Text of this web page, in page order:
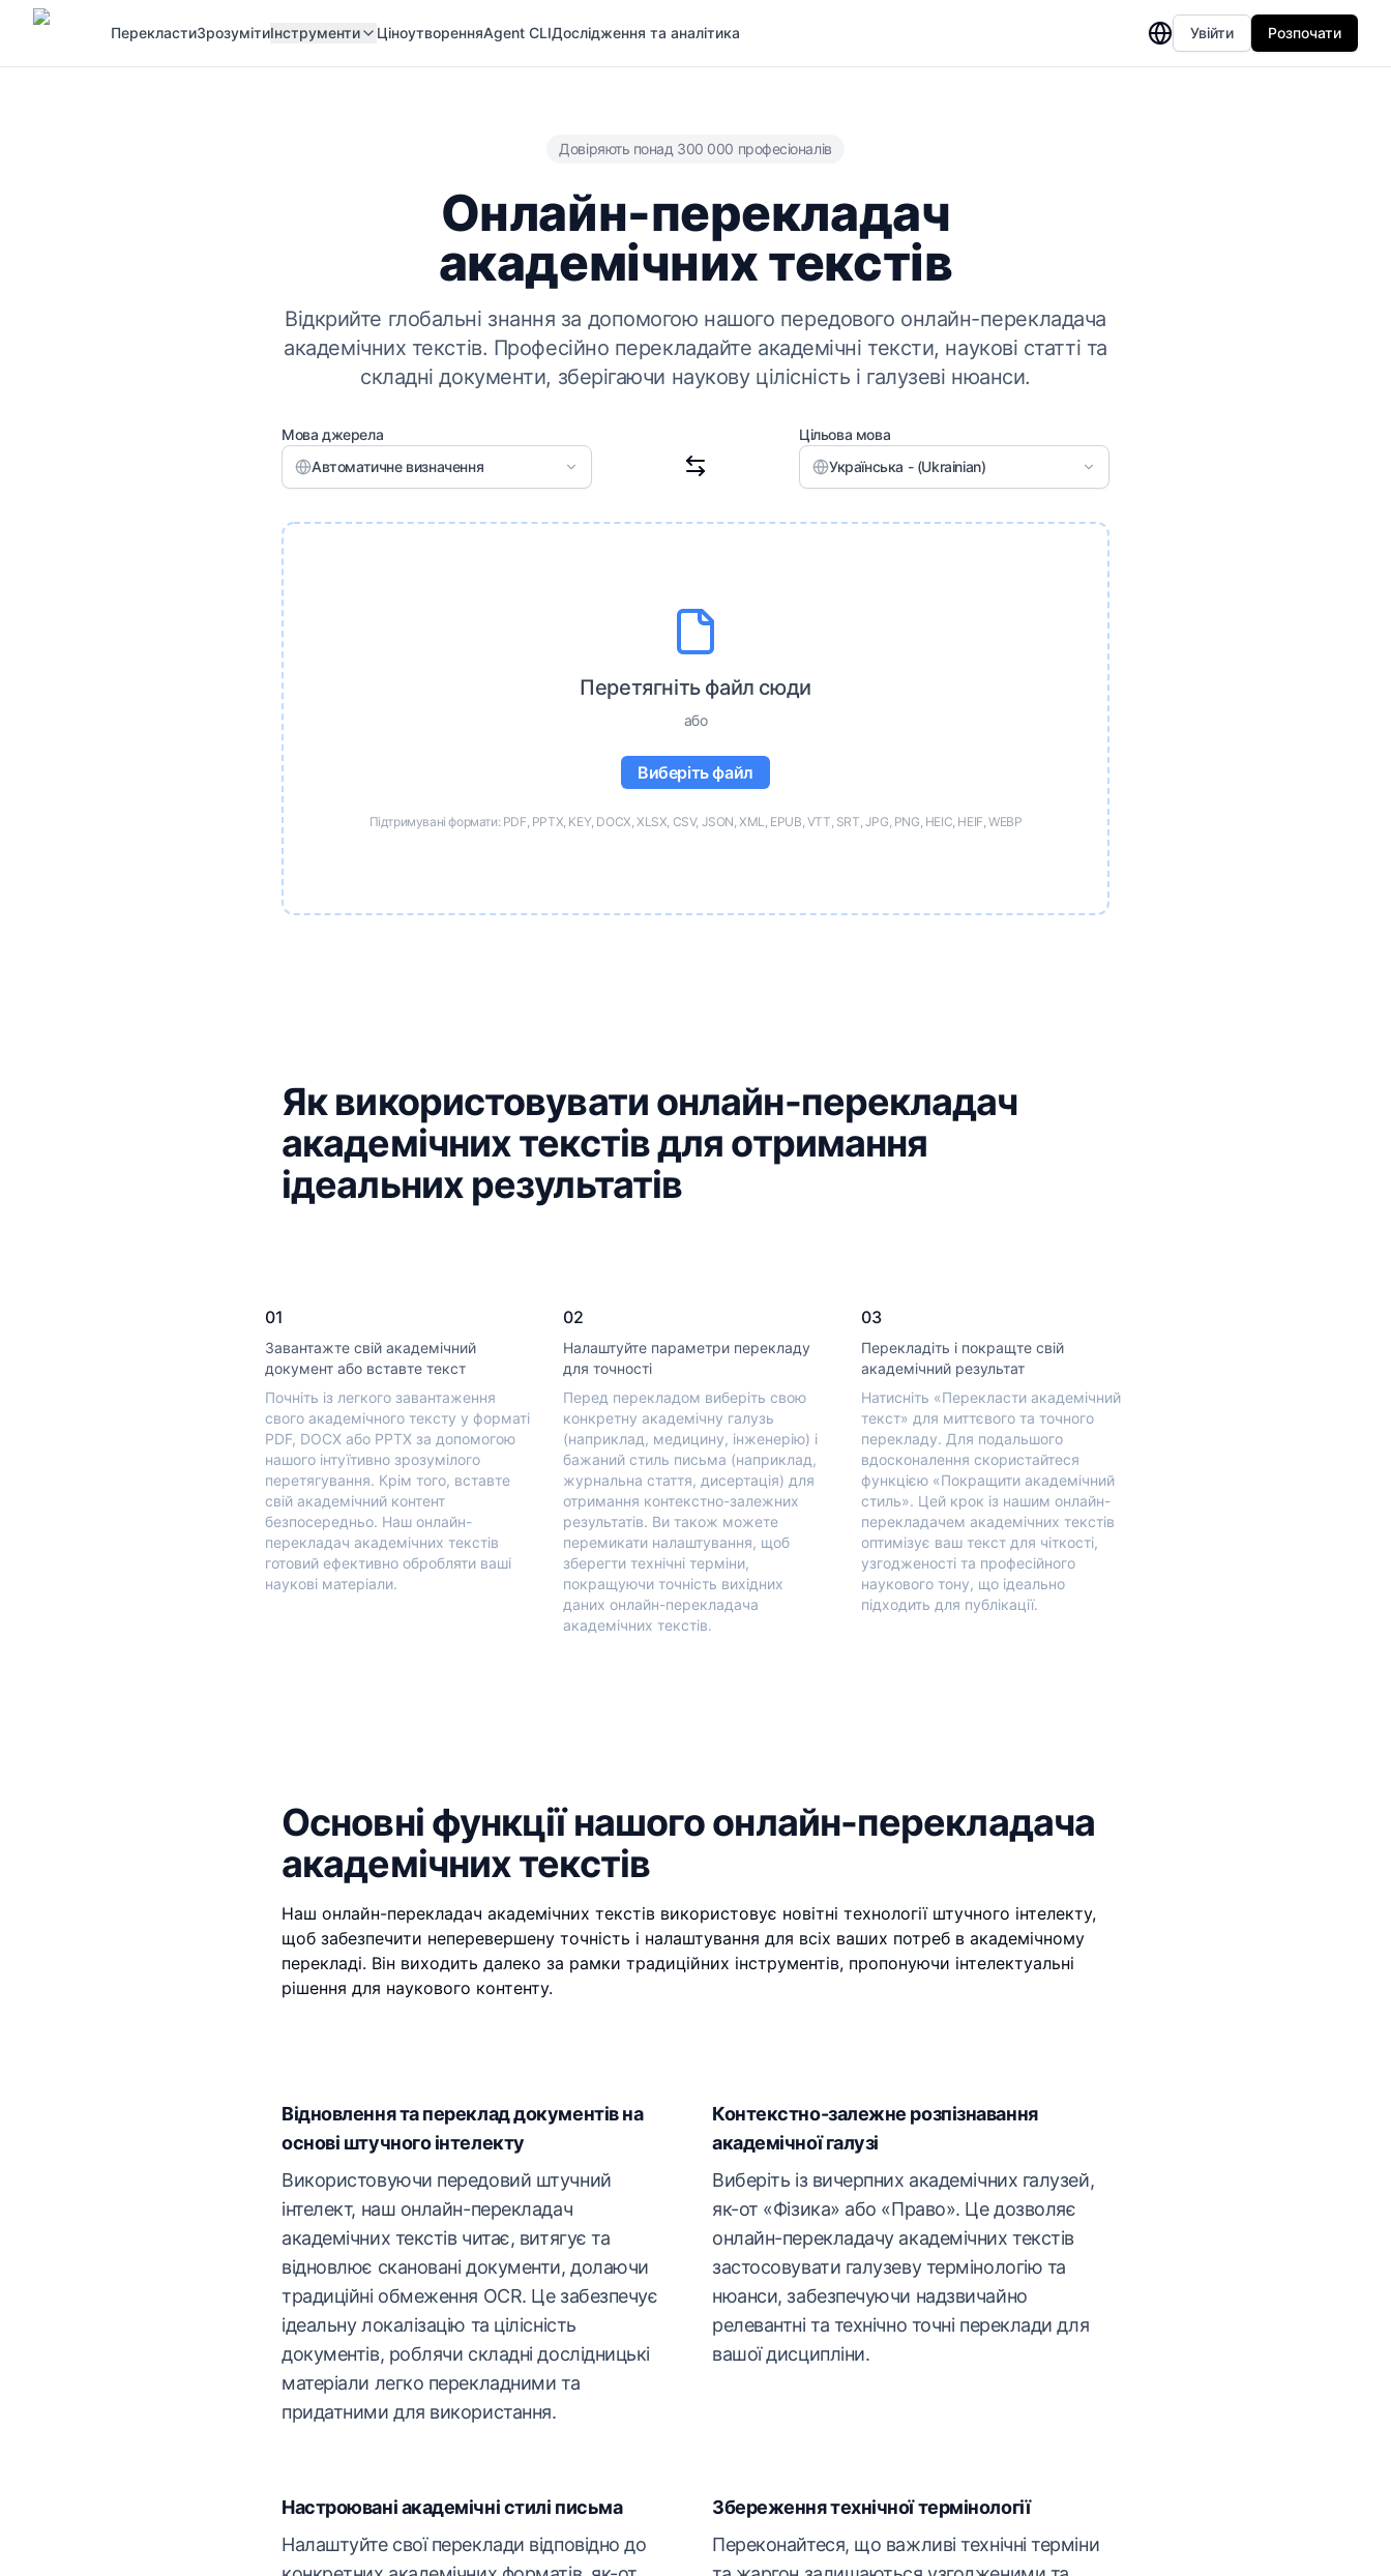
ПерекластиЗрозумітиІнструменти ЦіноутворенняAgent CLIДослідження та аналітика Увійти Розпочати
Довіряють понад 300 000 професіоналів
Онлайн-перекладач
академічних текстів
Відкрийте глобальні знання за допомогою нашого передового онлайн-перекладача
академічних текстів. Професійно перекладайте академічні тексти, наукові статті та
складні документи, зберігаючи наукову цілісність і галузеві нюанси.
Мова джерела
Автоматичне визначення
Цільова мова
Українська - (Ukrainian)
Перетягніть файл сюди
або
Виберіть файл
Підтримувані формати: PDF, PPTX, KEY, DOCX, XLSX, CSV, JSON, XML, EPUB, VTT, SRT, JPG, PNG, HEIC, HEIF, WEBP
Як використовувати онлайн-перекладач
академічних текстів для отримання
ідеальних результатів
01
Завантажте свій академічний
документ або вставте текст
Почніть із легкого завантаження
свого академічного тексту у форматі
PDF, DOCX або PPTX за допомогою
нашого інтуїтивно зрозумілого
перетягування. Крім того, вставте
свій академічний контент
безпосередньо. Наш онлайн-
перекладач академічних текстів
готовий ефективно обробляти ваші
наукові матеріали.
02
Налаштуйте параметри перекладу
для точності
Перед перекладом виберіть свою
конкретну академічну галузь
(наприклад, медицину, інженерію) і
бажаний стиль письма (наприклад,
журнальна стаття, дисертація) для
отримання контекстно-залежних
результатів. Ви також можете
перемикати налаштування, щоб
зберегти технічні терміни,
покращуючи точність вихідних
даних онлайн-перекладача
академічних текстів.
03
Перекладіть і покращте свій
академічний результат
Натисніть «Перекласти академічний
текст» для миттєвого та точного
перекладу. Для подальшого
вдосконалення скористайтеся
функцією «Покращити академічний
стиль». Цей крок із нашим онлайн-
перекладачем академічних текстів
оптимізує ваш текст для чіткості,
узгодженості та професійного
наукового тону, що ідеально
підходить для публікації.
Основні функції нашого онлайн-перекладача
академічних текстів
Наш онлайн-перекладач академічних текстів використовує новітні технології штучного інтелекту,
щоб забезпечити неперевершену точність і налаштування для всіх ваших потреб в академічному
перекладі. Він виходить далеко за рамки традиційних інструментів, пропонуючи інтелектуальні
рішення для наукового контенту.
Відновлення та переклад документів на
основі штучного інтелекту
Використовуючи передовий штучний
інтелект, наш онлайн-перекладач
академічних текстів читає, витягує та
відновлює скановані документи, долаючи
традиційні обмеження OCR. Це забезпечує
ідеальну локалізацію та цілісність
документів, роблячи складні дослідницькі
матеріали легко перекладними та
придатними для використання.
Контекстно-залежне розпізнавання
академічної галузі
Виберіть із вичерпних академічних галузей,
як-от «Фізика» або «Право». Це дозволяє
онлайн-перекладачу академічних текстів
застосовувати галузеву термінологію та
нюанси, забезпечуючи надзвичайно
релевантні та технічно точні переклади для
вашої дисципліни.
Настроювані академічні стилі письма
Налаштуйте свої переклади відповідно до
Збереження технічної термінології
Переконайтеся, що важливі технічні терміни